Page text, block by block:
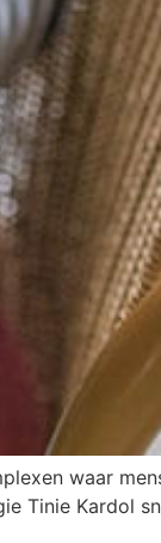
waar
Tinie Kardol